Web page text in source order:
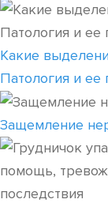
Какие
Патология и ее
Защемление